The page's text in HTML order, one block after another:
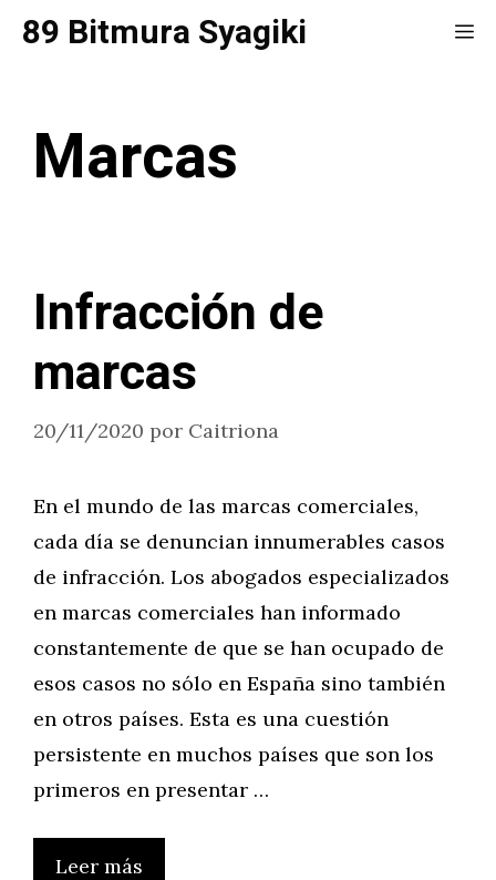
Saltar
89 Bitmura Syagiki
Marcas
Infracción de
marcas
20/11/2020 por Caitriona
En el mundo de las marcas comerciales,
cada día se denuncian innumerables casos
de infracción. Los abogados especializados
en marcas comerciales han informado
constantemente de que se han ocupado de
esos casos no sólo en España sino también
en otros países. Esta es una cuestión
persistente en muchos países que son los
primeros en presentar …
Leer más